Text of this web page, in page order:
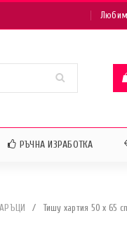
РЪЧНА ИЗРАБОТКА
/ Тишу хартия 50 x 65